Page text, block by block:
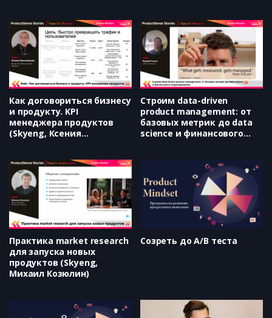
Как договориться бизнесу
и продукту. KPI
менеджера продуктов
(Skyeng, Ксения
Строим data-driven
product management: от
базовых метрик до data
science и финансового
Практика market research
для запуска новых
продуктов (Skyeng,
Михаил Козюлин)
Созреть до A/B теста